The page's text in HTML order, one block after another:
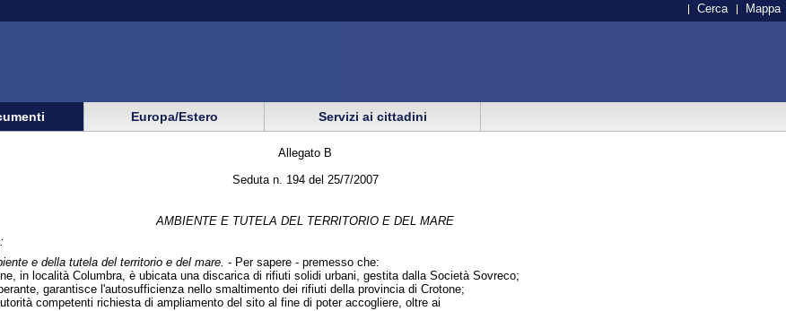
Cerca Mappa
Europa/Estero Servizi ai cittadini
Allegato B
Seduta n. 194 del 25/7/2007
AMBIENTE E TUTELA DEL TERRITORIO E DEL MARE
e della tutela del territorio e del mare. -Per sapere - premesso che:
in località Columbra, è ubicata una discarica di rifiuti solidi urbani, gestita dalla Società Sovreco;
garantisce l'autosufficienza nello smaltimento dei rifiuti della provincia di Crotone;
competenti richiesta di ampliamento del sito al fine di poter accogliere, oltre ai